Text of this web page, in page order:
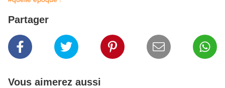
Partager
Vous aimerez aussi